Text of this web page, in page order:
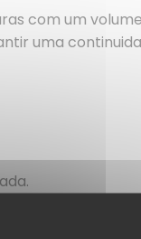
com um
uma